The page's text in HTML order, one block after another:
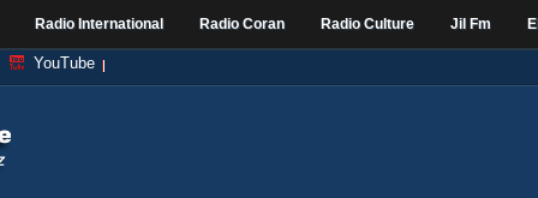
Radio International Radio Coran Radio Culture Jil Fm
YouTube